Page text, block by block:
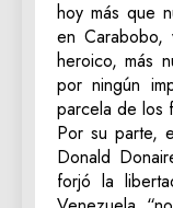
hoy más que
en Carabobo,
heroico, más
por ningún
parcela de los
Por su parte,
Donald
forjó la